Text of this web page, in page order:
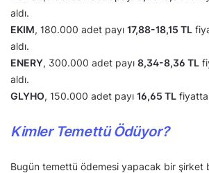
aldı.
EKIM, 180.000 adet payı 17,88-18,15 TL
aldı.
ENERY, 300.000 adet payı 8,34-8,36 TL
aldı.
GLYHO, 150.000 adet payı 16,65 TL
Kimler Temettü Ödüyor?
Bugün temettü ödemesi yapacak bir şirket